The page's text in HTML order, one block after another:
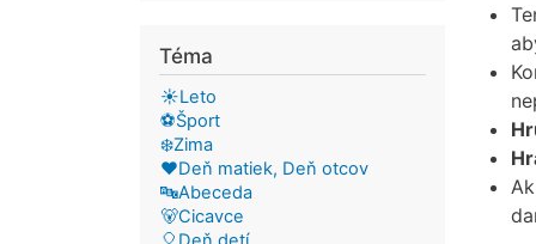
Téma
☀️Leto
⚽Šport
❄️Zima
❤️Deň matiek, Deň otcov
🔤Abeceda
🐻Cicavce